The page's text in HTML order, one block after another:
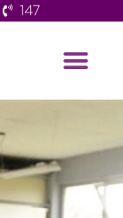
147